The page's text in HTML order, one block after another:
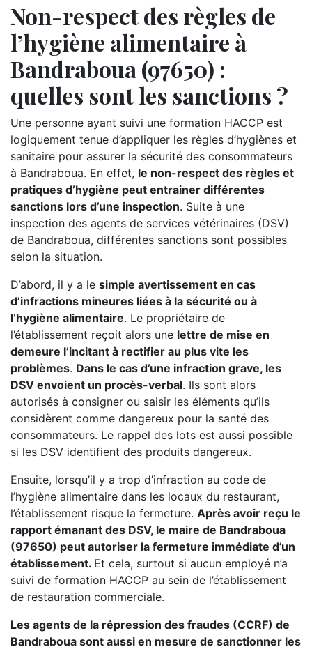
Non-respect des règles de
l’hygiène alimentaire à
Bandraboua (97650) :
quelles sont les sanctions ?
Une personne ayant suivi une formation HACCP est
logiquement tenue d’appliquer les règles d’hygiènes et
sanitaire pour assurer la sécurité des consommateurs
à Bandraboua. En effet, le non-respect des règles et
pratiques d’hygiène peut entrainer différentes
sanctions lors d’une inspection. Suite à une
inspection des agents de services vétérinaires (DSV)
de Bandraboua, différentes sanctions sont possibles
selon la situation.
D’abord, il y a le simple avertissement en cas
d’infractions mineures liées à la sécurité ou à
l’hygiène alimentaire. Le propriétaire de
l’établissement reçoit alors une lettre de mise en
demeure l’incitant à rectifier au plus vite les
problèmes. Dans le cas d’une infraction grave, les
DSV envoient un procès-verbal. Ils sont alors
autorisés à consigner ou saisir les éléments qu’ils
considèrent comme dangereux pour la santé des
consommateurs. Le rappel des lots est aussi possible
si les DSV identifient des produits dangereux.
Ensuite, lorsqu’il y a trop d’infraction au code de
l’hygiène alimentaire dans les locaux du restaurant,
l’établissement risque la fermeture. Après avoir reçu le
rapport émanant des DSV, le maire de Bandraboua
(97650) peut autoriser la fermeture immédiate d’un
établissement. Et cela, surtout si aucun employé n’a
suivi de formation HACCP au sein de l’établissement
de restauration commerciale.
Les agents de la répression des fraudes (CCRF) de
Bandraboua sont aussi en mesure de sanctionner les